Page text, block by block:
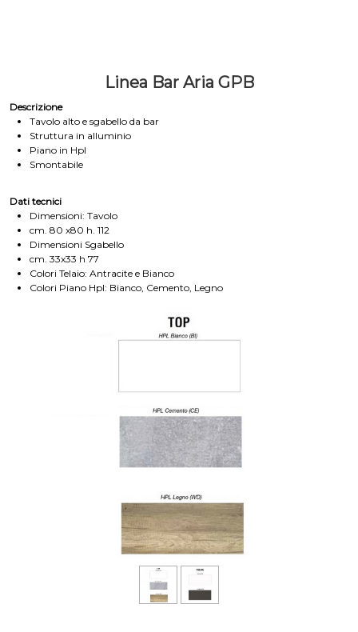
Linea Bar Aria GPB
Descrizione
Tavolo alto e sgabello da bar
Struttura in alluminio
Piano in Hpl
Smontabile
Dati tecnici
Dimensioni: Tavolo
cm. 80 x80 h. 112
Dimensioni Sgabello
cm. 33x33 h 77
Colori Telaio: Antracite e Bianco
Colori Piano Hpl: Bianco, Cemento, Legno